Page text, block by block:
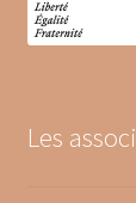
Les